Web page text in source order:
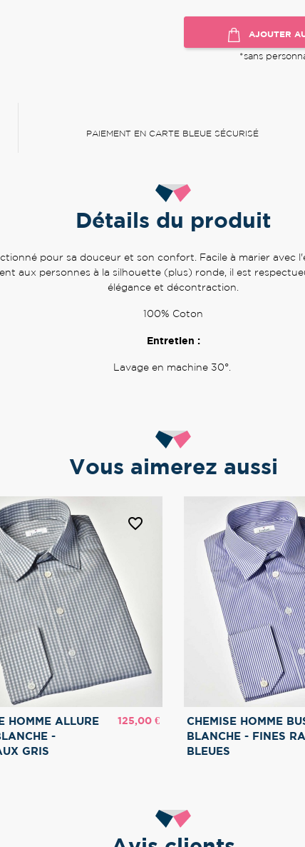
AJOUTER
*sans
PAIEMENT EN CARTE BLEUE SÉCURISÉ
Détails du produit
pour sa douceur et son confort. Facile à marier avec
aux personnes à la silhouette (plus) ronde, il est
élégance et décontraction.
100% Coton
Entretien :
Lavage en machine 30°.
Vous aimerez aussi
HOMME ALLURE
-
GRIS
favorite_border
Prix
125,00 €
CHEMISE HOMME
BLANCHE - FINES
BLEUES